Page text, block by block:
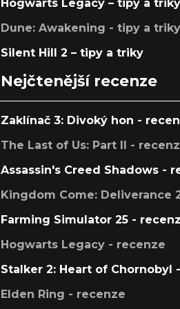
Hogwarts Legacy – tipy a triky
Dune: Awakening - tipy a triky
Silent Hill 2 – tipy a triky
Nejčtenější recenze
Zaklínač 3: Divoký hon -
The Last of Us: Part II -
Assassin's Creed Shadows -
Kingdom Come: Deliverance
Farming Simulator 25 -
Hogwarts Legacy - recenze
Stalker 2: Heart of Chornobyl
Elden Ring - recenze